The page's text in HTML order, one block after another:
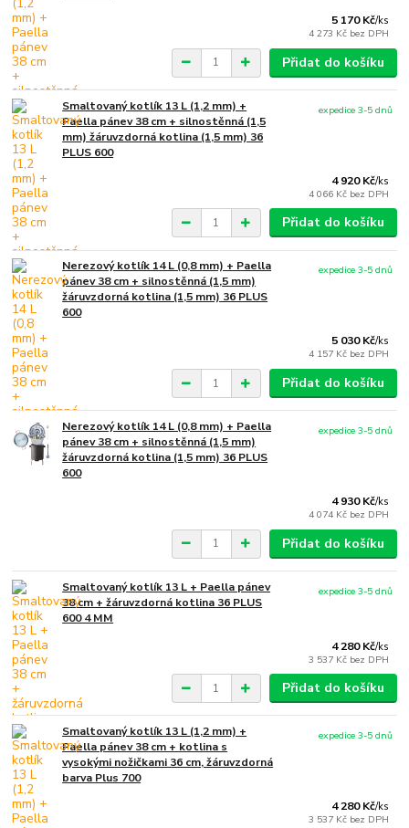
5 170 Kč/ks
4 273 Kč bez DPH
Přidat do košíku
Smaltovaný kotlík 13 L (1,2 mm) +
Paella pánev 38 cm + silnostěnná (1,5
mm) žáruvzdorná kotlina (1,5 mm) 36
PLUS 600
4 920 Kč/ks
4 066 Kč bez DPH
expedice 3-5 dnů
Přidat do košíku
Nerezový kotlík 14 L (0,8 mm) + Paella
pánev 38 cm + silnostěnná (1,5 mm)
žáruvzdorná kotlina (1,5 mm) 36 PLUS
600
5 030 Kč/ks
4 157 Kč bez DPH
expedice 3-5 dnů
Přidat do košíku
Nerezový kotlík 14 L (0,8 mm) + Paella
pánev 38 cm + silnostěnná (1,5 mm)
žáruvzdorná kotlina (1,5 mm) 36 PLUS
600
4 930 Kč/ks
4 074 Kč bez DPH
expedice 3-5 dnů
Přidat do košíku
Smaltovaný kotlík 13 L + Paella pánev
38 cm + žáruvzdorná kotlina 36 PLUS
600 4 MM
4 280 Kč/ks
3 537 Kč bez DPH
expedice 3-5 dnů
Přidat do košíku
Smaltovaný kotlík 13 L (1,2 mm) +
Paella pánev 38 cm + kotlina s
vysokými nožičkami 36 cm, žáruvzdorná
barva Plus 700
4 280 Kč/ks
3 537 Kč bez DPH
expedice 3-5 dnů